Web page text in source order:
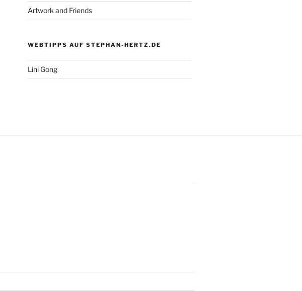
Artwork and Friends
WEBTIPPS AUF STEPHAN-HERTZ.DE
Lini Gong